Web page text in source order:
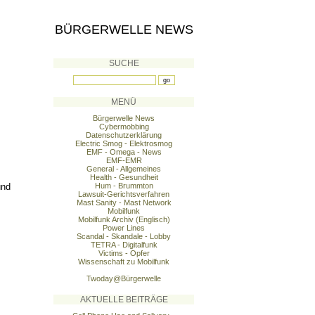
BÜRGERWELLE NEWS
SUCHE
MENÜ
Bürgerwelle News
Cybermobbing
Datenschutzerklärung
Electric Smog - Elektrosmog
EMF - Omega - News
EMF-EMR
General - Allgemeines
Health - Gesundheit
Hum - Brummton
Lawsuit-Gerichtsverfahren
Mast Sanity - Mast Network
Mobilfunk
Mobilfunk Archiv (Englisch)
Power Lines
Scandal - Skandale - Lobby
TETRA - Digitalfunk
Victims - Opfer
Wissenschaft zu Mobilfunk
Twoday@Bürgerwelle
AKTUELLE BEITRÄGE